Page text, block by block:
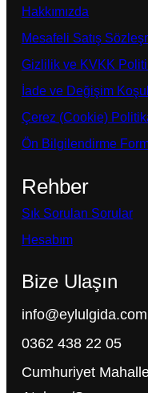
Hakkımızda
Mesafeli Satış
Gizlilik ve KVKK
İade ve Değişim
Çerez (Cookie)
Ön Bilgilendirme
Rehber
Sık Sorulan Sorular
Hesabım
Bize Ulaşın
info@eylulgida.com
0362 438 22 05
Cumhuriyet